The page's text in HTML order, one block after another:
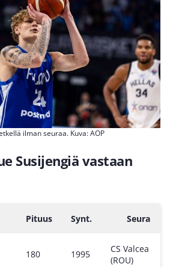
ilman seuraa. Kuva: AOP
Susijengiä vastaan
Pituus Synt. Seura
180 1995
CS Valcea
(ROU)